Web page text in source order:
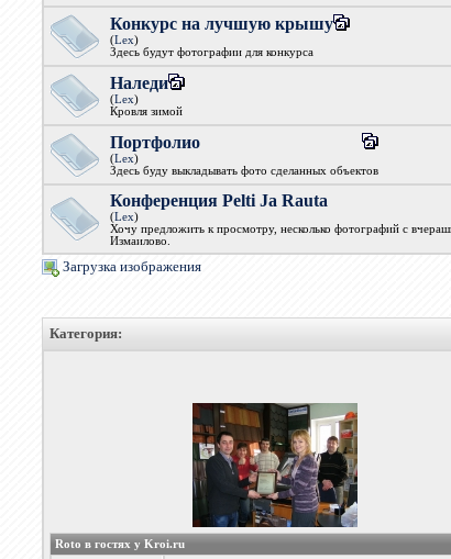
Конкурс на лучшую крышу
(Lex)
Здесь будут фотографии для конкурса
Наледи
(Lex)
Кровля зимой
Портфолио
(Lex)
Здесь буду выкладывать фото сделанных объектов
Конференция Pelti Ja Rauta
(Lex)
Хочу предложить к просмотру, несколько фотографий с
Измаилово.
Загрузка изображения
Категория:
Roto в гостях у Kroi.ru